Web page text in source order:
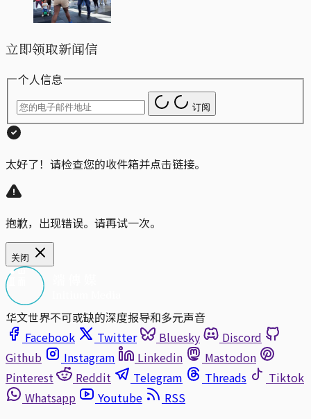
立即领取新闻信
个人信息
订阅
太好了！请检查您的收件箱并点击链接。
抱歉，出现错误。请再试一次。
关闭
华文世界不可或缺的深度报导和多元声音
Facebook
Twitter Bluesky
Discord
Github
Instagram Linkedin
Mastodon
Pinterest
Reddit Telegram Threads
Tiktok
Whatsapp
Youtube
RSS